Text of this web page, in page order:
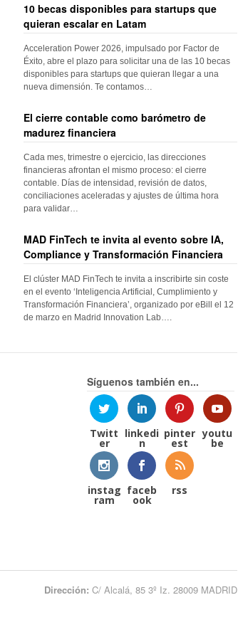
10 becas disponibles para startups que
quieran escalar en Latam
Acceleration Power 2026, impulsado por Factor de
Éxito, abre el plazo para solicitar una de las 10 becas
disponibles para startups que quieran llegar a una
nueva dimensión. Te contamos…
El cierre contable como barómetro de
madurez financiera
Cada mes, trimestre o ejercicio, las direcciones
financieras afrontan el mismo proceso: el cierre
contable. Días de intensidad, revisión de datos,
conciliaciones aceleradas y ajustes de última hora
para validar…
MAD FinTech te invita al evento sobre IA,
Compliance y Transformación Financiera
El clúster MAD FinTech te invita a inscribirte sin coste
en el evento ‘Inteligencia Artificial, Cumplimiento y
Transformación Financiera’, organizado por eBill el 12
de marzo en Madrid Innovation Lab….
Síguenos también en...
Twitt
er
linkedi
n
pinter
est
youtu
be
instag
ram
faceb
ook
rss
Dirección: C/ Alcalá, 85 3º Iz. 28009 MADRID